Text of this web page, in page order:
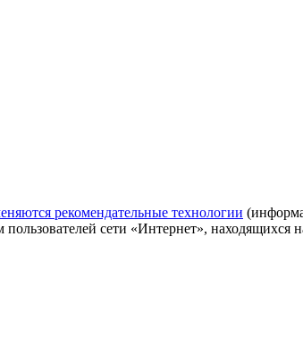
рекомендательные технологии
сети «Интернет», находящихся